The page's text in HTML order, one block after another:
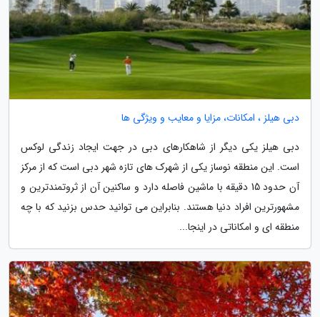
دبی هیلز ، امکانات، مزایا و معایب و ویژگی ها
دبی هیلز یکی دیگر از شاهکارهای دبی در جهت ایجاد زندگی لوکس
است. این منطقه نوساز یکی از شهرک های تازه شهر دبی است که از مرکز
آن حدود 15 دقیقه با ماشین فاصله دارد و ساکنین آن از ثروتمندترین و
مشهورترین افراد دنیا هستند. بنابراین می توانید حدس بزنید که با چه
منطقه ای و امکاناتی در اینجا...